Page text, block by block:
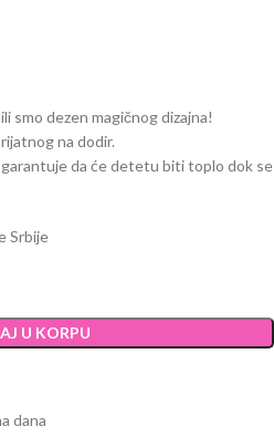
smo dezen magičnog dizajna!
na dodir.
da će detetu biti toplo dok se
Srbije
U KORPU
dana